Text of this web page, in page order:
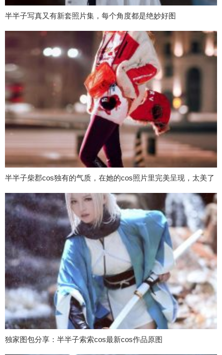
半半子写真又有新套照片集，每个角度都是绝妙好图
半半子柴郡cos独有的气质，在她的cos照片里完美呈现，太美了
独家图包分享：半半子索索cos最新cos作品原图